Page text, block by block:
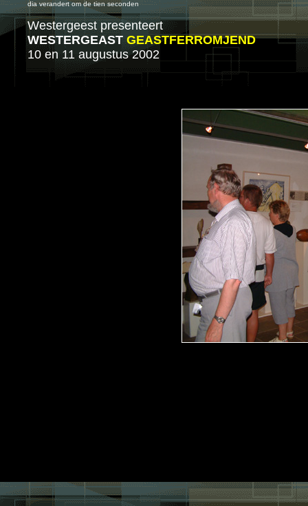
dia verandert om de tien seconden
Westergeest presenteert
WESTERGEAST GEASTFERROMJEND
10 en 11 augustus 2002